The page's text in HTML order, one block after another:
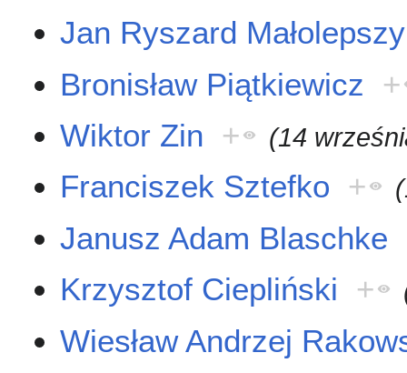
Jan Ryszard Małolepszy
Bronisław Piątkiewicz
+
Wiktor Zin + (14
Franciszek Sztefko +
Janusz Adam Blaschke
Krzysztof Ciepliński
+
Wiesław Andrzej